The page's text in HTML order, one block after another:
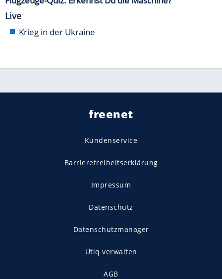
Live
Krieg in der Ukraine
freenet
Kundenservice
Barrierefreiheitserklärung
Impressum
Datenschutz
Datenschutzmanager
Utiq verwalten
AGB